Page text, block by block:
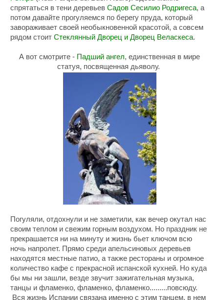
спрятаться в тени деревьевСадов Сесилио Родригеса, а
потом давайте прогуляемся по берегу пруда, который
завораживает своей необыкновенной красотой, а совсем
рядом стоитСтеклянный Дворец и Дворец Веласкеса.
А вот смотрите - Падший ангел, единственная в мире
статуя, посвященная дьяволу.
Погуляли, отдохнули и не заметили, как вечер окутал нас
своим теплом и свежим горным воздухом. Но праздник не
прекрашается ни на минуту и жизнь бьет ключом всю
ночь напролет. Прямо среди апельсиновых деревьев
находятся местные патио, а также рестораны и огромное
количество кафе с прекрасной испанской кухней. Но куда
бы мы ни зашли, везде звучит зажигательная музыка,
танцы и фламенко, фламенко, фламенко.........повсюду.
Вся жизнь Испании связана именно с этим танцем, в нем